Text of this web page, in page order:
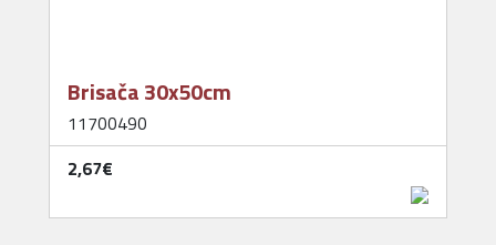
Brisača 30x50cm
11700490
2,67‎€